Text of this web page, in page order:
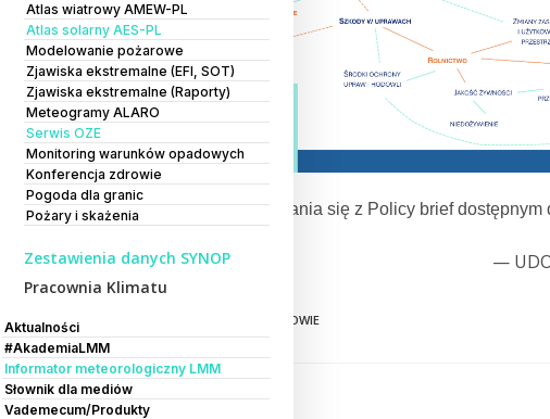
Atlas wiatrowy AMEW-PL
Atlas solarny AES-PL
Modelowanie pożarowe
Zjawiska ekstremalne (EFI, SOT)
Zjawiska ekstremalne (Raporty)
Meteogramy ALARO
Serwis OZE
Monitoring warunków opadowych
Konferencja zdrowie
Pogoda dla granic
Pożary i skażenia
Zestawienia danych SYNOP
Pracownia Klimatu
Aktualności
#AkademiaLMM
Informator meteorologiczny LMM
Słownik dla mediów
Vademecum/Produkty
Zapraszamy do zapoznania się z Policy brief dostępnym
—
ZDROWIE
Previous Post